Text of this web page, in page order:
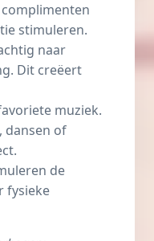
stimuleren.
naar
Dit creëert
muziek.
dansen of
de
fysieke